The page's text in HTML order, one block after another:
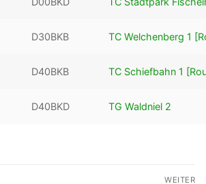
D30BKB TC Welchenberg 1
D40BKB TC Schiefbahn 1
D40BKD TG Waldniel 2
WEITER